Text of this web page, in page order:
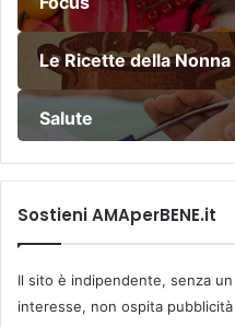
Le Ricette della Nonna
Salute
Sostieni AMAperBENE.it
Il sito è indipendente, senza
interesse, non ospita